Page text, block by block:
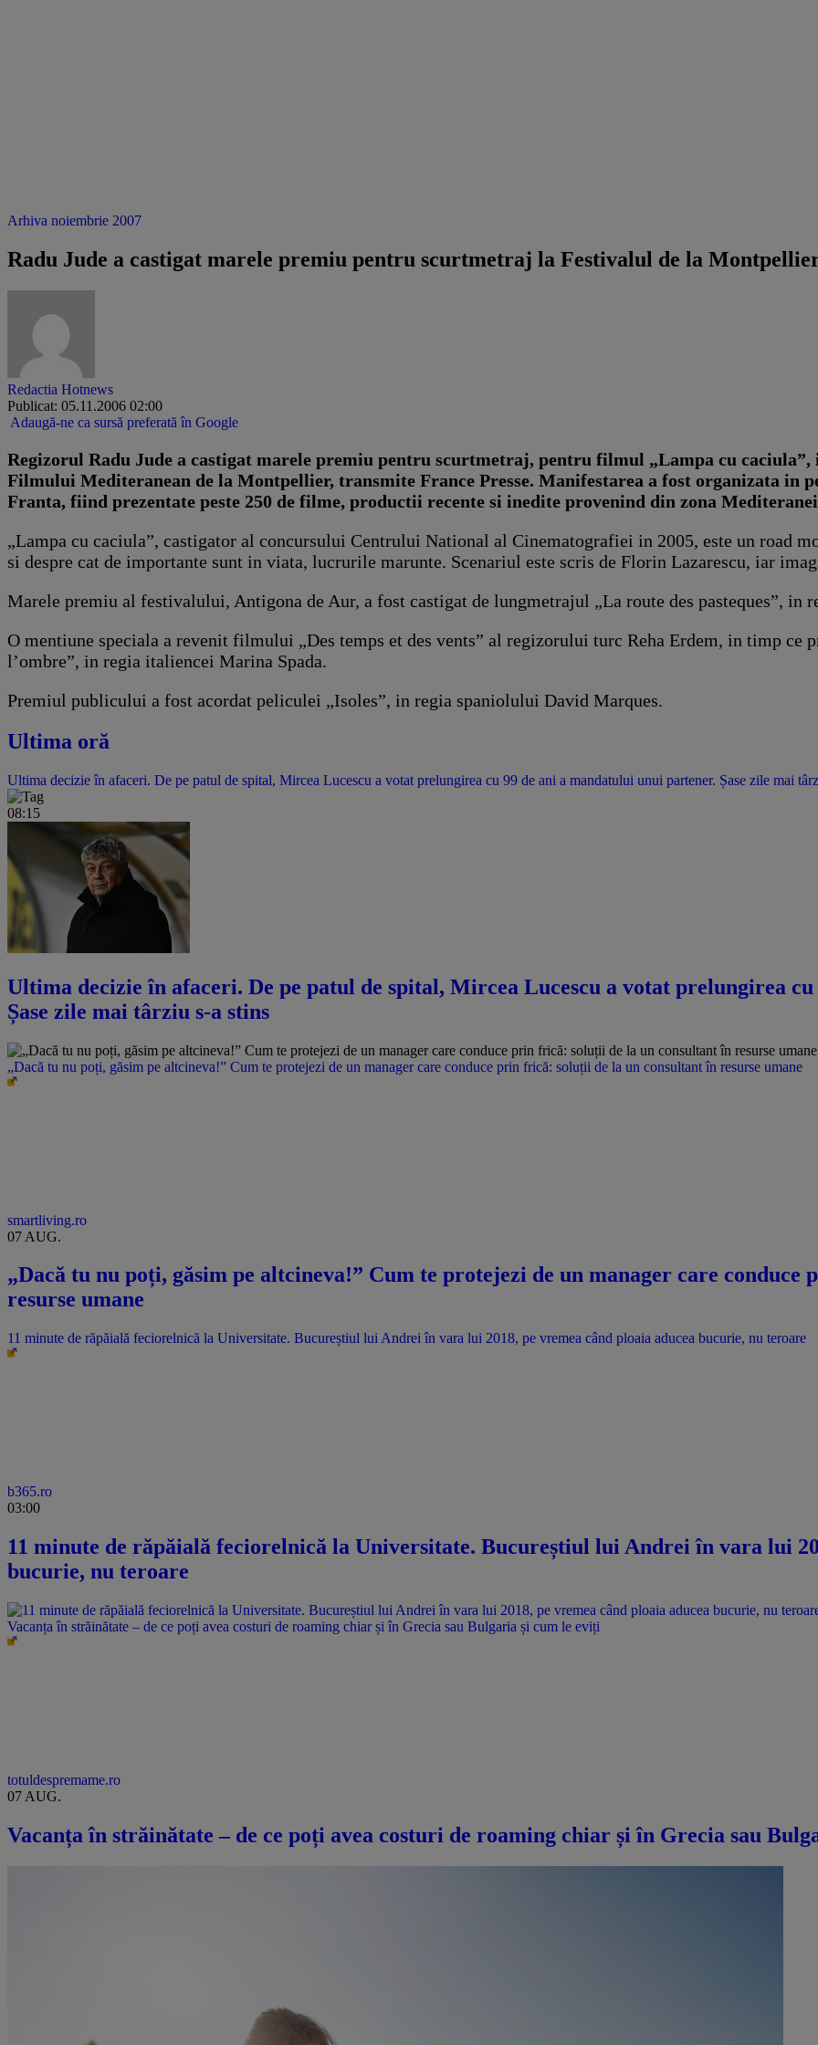
Arhiva noiembrie 2007
Radu Jude a castigat marele premiu pentru scurtmetraj la Festivalul de la
Redactia Hotnews
Publicat: 05.11.2006 02:00
Adaugă-ne ca sursă preferată în Google
Regizorul Radu Jude a castigat marele premiu pentru scurtmetraj, pentru filmul „Lampa cu
Filmului Mediteranean de la Montpellier, transmite France Presse. Manifestarea a fost organizata in
Franta, fiind prezentate peste 250 de filme, productii recente si inedite provenind din zona
„Lampa cu caciula”, castigator al concursului Centrului National al Cinematografiei in 2005, este un road
si despre cat de importante sunt in viata, lucrurile marunte. Scenariul este scris de Florin Lazarescu, iar
Marele premiu al festivalului, Antigona de Aur, a fost castigat de lungmetrajul „La route des pasteques”, in
O mentiune speciala a revenit filmului „Des temps et des vents” al regizorului turc Reha Erdem, in timp
l’ombre”, in regia italiencei Marina Spada.
Premiul publicului a fost acordat peliculei „Isoles”, in regia spaniolului David Marques.
Ultima oră
Ultima decizie în afaceri. De pe patul de spital, Mircea Lucescu a votat prelungirea cu 99 de ani a mandatului unui partener. Șase zile mai
08:15
Ultima decizie în afaceri. De pe patul de spital, Mircea Lucescu a votat prelungirea
Șase zile mai târziu s-a stins
„Dacă tu nu poți, găsim pe altcineva!” Cum te protejezi de un manager care conduce prin frică: soluții de la un consultant în resurse umane
smartliving.ro
07 AUG.
„Dacă tu nu poți, găsim pe altcineva!” Cum te protejezi de un manager care
resurse umane
11 minute de răpăială feciorelnică la Universitate. Bucureștiul lui Andrei în vara lui 2018, pe vremea când ploaia aducea bucurie, nu teroare
b365.ro
03:00
11 minute de răpăială feciorelnică la Universitate. Bucureștiul lui Andrei în vara lui
bucurie, nu teroare
Vacanța în străinătate – de ce poți avea costuri de roaming chiar și în Grecia sau Bulgaria și cum le eviți
totuldespremame.ro
07 AUG.
Vacanța în străinătate – de ce poți avea costuri de roaming chiar și în Grecia sau